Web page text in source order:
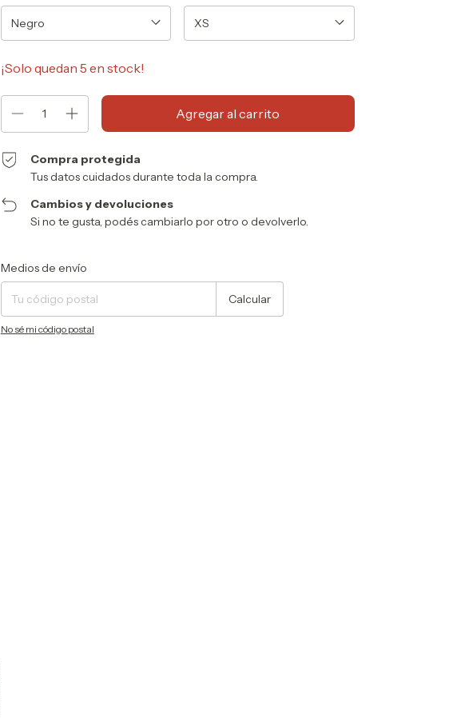
¡Solo quedan 5 en stock!
Compra protegida
Tus datos cuidados durante toda la compra.
Cambios y devoluciones
Si no te gusta, podés cambiarlo por otro o devolverlo.
Entregas para el CP:
Medios de envío
Calcular
No sé mi código postal